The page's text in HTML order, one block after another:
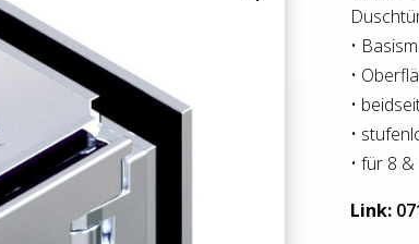
•
•
•
•
• für 8
Link: